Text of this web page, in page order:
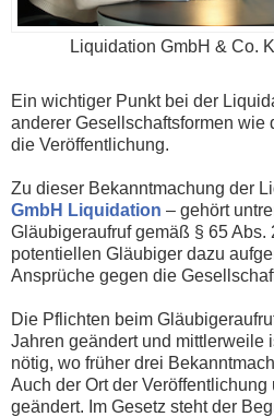
Liquidation GmbH & Co.
Ein wichtiger Punkt bei der
anderer Gesellschaftsformen wie
die Veröffentlichung.
Zu dieser Bekanntmachung der
GmbH Liquidation – gehört
Gläubigeraufruf gemäß § 65 Abs.
potentiellen Gläubiger dazu
Ansprüche gegen die
Die Pflichten beim
Jahren geändert und mittlerweile
nötig, wo früher drei
Auch der Ort der
geändert. Im Gesetz steht der